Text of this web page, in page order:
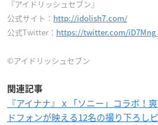
『アイドリッシュセブン』
公式サイト： http://idolish7.com/
公式Twitter： https://twitter.com/
©アイドリッシュセブン
関連記事
『アイナナ』ｘ「ソニー」コラボ！
ドフォンが映える12名の撮り下ろし